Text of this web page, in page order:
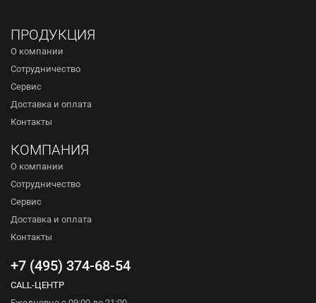
ПРОДУКЦИЯ
О компании
Сотрудничество
Сервис
Доставка и оплата
Контакты
КОМПАНИЯ
О компании
Сотрудничество
Сервис
Доставка и оплата
Контакты
+7 (495) 374-68-54
CALL-ЦЕНТР